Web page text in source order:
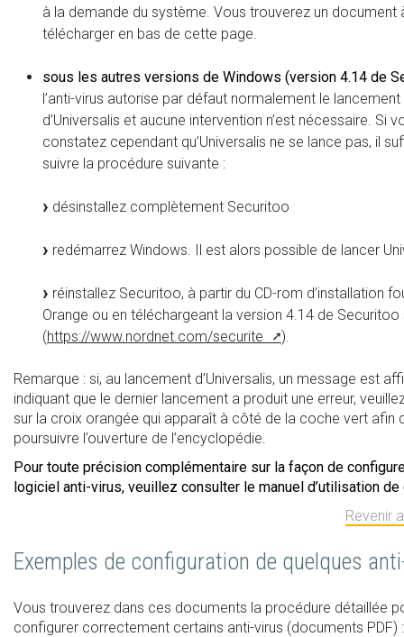
à la demande du système. Vous trouverez un document
télécharger en bas de cette page.
sous les autres versions de Windows (version 4.14 de
l’anti-virus autorise par défaut normalement le lancement
d’Universalis et aucune intervention n’est nécessaire. Si
constatez cependant qu’Universalis ne se lance pas, il
suivre la procédure suivante :
désinstallez complètement Securitoo
redémarrez Windows. Il est alors possible de lancer
réinstallez Securitoo, à partir du CD-rom d’installation
Orange ou en téléchargeant la version 4.14 de Securitoo
(https://www.nordnet.com/securite ).
Remarque : si, au lancement d’Universalis, un message est
indiquant que le dernier lancement a produit une erreur,
sur la croix orangée qui apparaît à côté de la coche vert afin
poursuivre l’ouverture de l’encyclopédie.
Pour toute précision complémentaire sur la façon de
logiciel anti-virus, veuillez consulter le manuel d’utilisation de
Revenir
Exemples de configuration de quelques
Vous trouverez dans ces documents la procédure détaillée
configurer correctement certains anti-virus (documents PDF) :